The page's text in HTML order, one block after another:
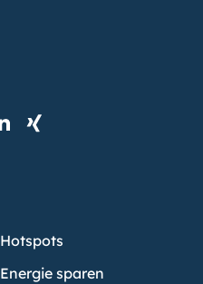
Hotspots
Energie sparen